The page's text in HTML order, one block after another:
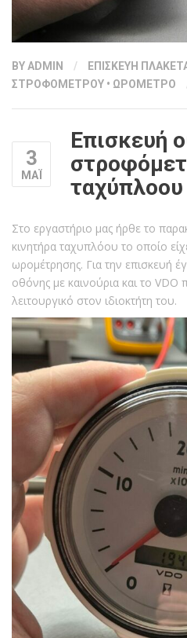
BYADMIN / ΕΠΙΣΚΕΥΗ
ΣΤΡΟΦΟΜΕΤΡΟΥ • ΩΡΟΜΕΤΡΟ
3
ΜΑΪ
Επισκευή
Στο εργαστήριο μας ήρθε το
κινητήρα ταχυπλόου το οποίο
ωρομέτρησης. Για την επισκευή
οθόνης με καινούρια και το
λειτουργικό στον ιδιοκτήτη του.